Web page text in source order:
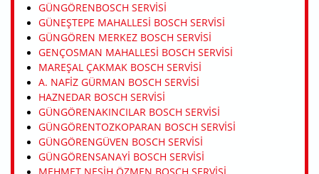
GÜNGÖRENBOSCH SERVISI
GÜNEŞTEPE MAHALLESI BOSCH SERVISI
GÜNGÖREN MERKEZ BOSCH SERVISI
GENÇOSMAN MAHALLESI BOSCH SERVISI
MAREŞAL ÇAKMAK BOSCH SERVISI
A. NAFIZ GÜRMAN BOSCH SERVISI
HAZNEDAR BOSCH SERVISI
GÜNGÖRENAKINCILAR BOSCH SERVISI
GÜNGÖRENTOZKOPARAN BOSCH SERVISI
GÜNGÖRENGÜVEN BOSCH SERVISI
GÜNGÖRENSANAYI BOSCH SERVISI